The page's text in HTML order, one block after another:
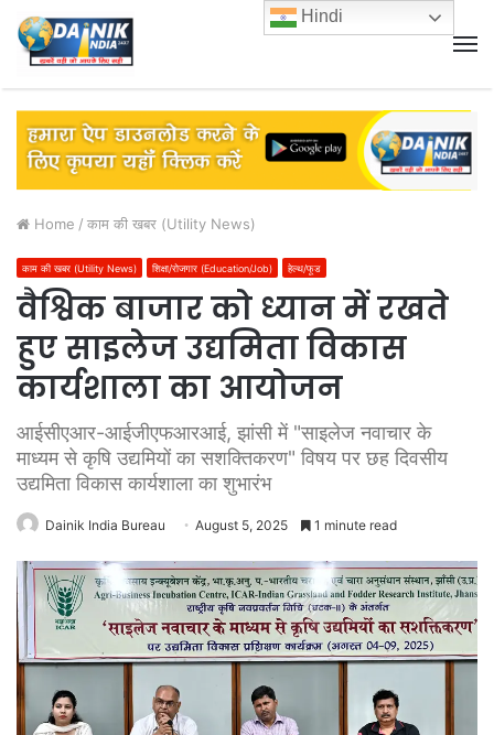
Home / काम की खबर (Utility News)
काम की खबर (Utility News) शिक्षा/रोजगार (Education/Job) हेल्थ/फूड
वैश्विक बाजार को ध्यान में रखते
हुए साइलेज उद्यमिता विकास
कार्यशाला का आयोजन
आईसीएआर-आईजीएफआरआई, झांसी में "साइलेज नवाचार के
माध्यम से कृषि उद्यमियों का सशक्तिकरण" विषय पर छह दिवसीय
उद्यमिता विकास कार्यशाला का शुभारंभ
Dainik India Bureau August 5, 2025 1 minute read
Hindi